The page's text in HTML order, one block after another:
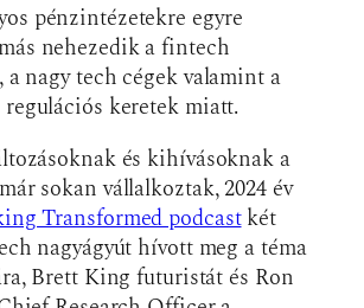
pénzintézetekre egyre
nehezedik a fintech
nagy tech cégek valamint a
keretek miatt.
és kihívásoknak a
sokan vállalkoztak, 2024 év
Transformed podcastkét
nagyágyút hívott meg a téma
Brett King futuristát és Ron